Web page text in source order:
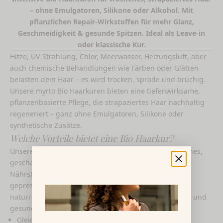
– ohne Emulgatoren, Silikone oder Alkohol. Mit
pflanzlichen Repair-Wirkstoffen für mehr Glanz,
Geschmeidigkeit & gesunde Spitzen. Ideal als Leave-in
oder klassische Kur.
Hitze, UV-Strahlung, Chlor, Meerwasser, Heizungsluft, aber
auch chemische Behandlungen wie Färben oder Glätten
belasten dein Haar – es wird trocken, spröde und brüchig.
Unsere myrto Bio Haarkuren bieten eine tiefenwirksame,
pflanzenbasierte Pflege, die strapaziertes Haar nachhaltig
regeneriert – ganz ohne Emulgatoren, Silikone oder
synthetische Zusätze.
Welche Vorteile bietet eine Bio Haarkur?
Unsere reichhaltigen Bio Haarkuren versorgen trockenes,
geschädigtes Haar intensiv mit Feuchtigkeit und
Nährstoffen. Die
gepresste Pflanzenöle, regenerierende Wirkstoffe und
naturreine ätherische Öle – für mehr Glanz, Elastizität und
gesunde Spitzen.
Gleicht strukturelle Schäden der Haarfaser aus